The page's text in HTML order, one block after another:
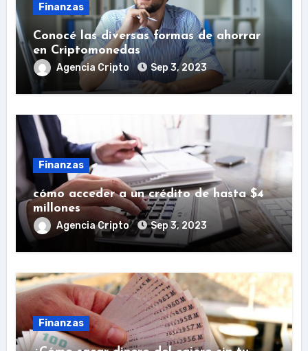
Finanzas
Conocé las diversas formas de ahorrar
en Criptomonedas
Agencia Cripto Sep 3, 2023
Finanzas
cómo acceder a un crédito de hasta $4
millones
Agencia Cripto Sep 3, 2023
Finanzas